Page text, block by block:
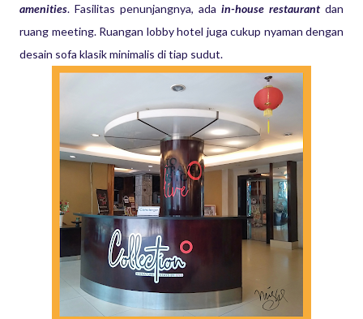
amenities. Fasilitas penunjangnya, ada in-house restaurant dan
ruang meeting. Ruangan lobby hotel juga cukup nyaman dengan
desain sofa klasik minimalis di tiap sudut.